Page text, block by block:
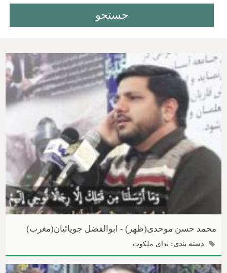
محمد حسن موحدی(ظهر) - ابوالفضل جویائیان(مغرب)
دسته بندی: ندای ملکوت